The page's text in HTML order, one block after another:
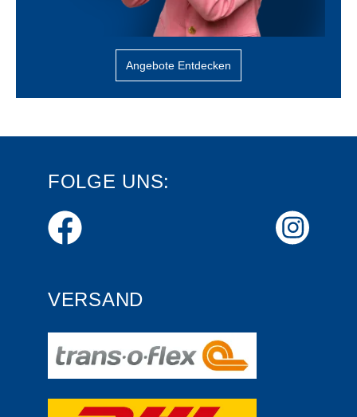
Angebote Entdecken
FOLGE UNS:
VERSAND